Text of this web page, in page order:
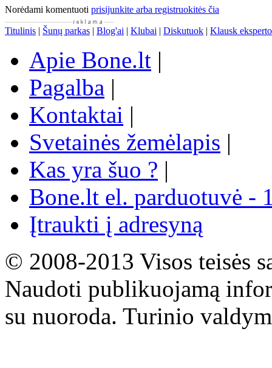
Norėdami komentuoti prisijunkite arba registruokitės čia
Titulinis | Šunų parkas | Blog'ai | Klubai | Diskutuok | Klausk eksperto
Apie Bone.lt |
Pagalba |
Kontaktai |
Svetainės žemėlapis |
Kas yra šuo ? |
Bone.lt el. parduotuvė -
Įtraukti į adresyną
© 2008-2013 Visos teisės
Naudoti publikuojamą
su nuoroda. Turinio